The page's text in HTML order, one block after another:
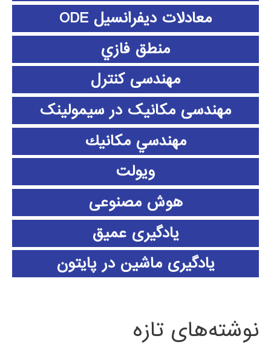
معادلات دیفرانسیل ODE
منطق فازي
مهندسی کنترل
مهندسی مکانیک در سیمولینک
مهندسي مكانيك
ویولت
هوش مصنوعی
یادگیری عمیق
یادگیری ماشین در پایتون
نوشته‌های تازه